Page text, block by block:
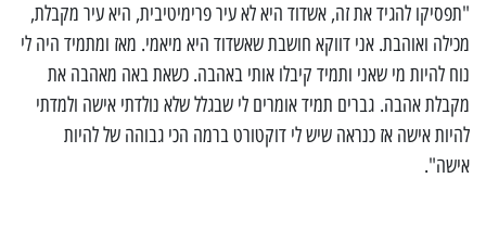
"תפסיקו להגיד את זה, אשדוד היא לא עיר פרימיטיבית, היא עיר מקבלת,
מכילה ואוהבת. אני דווקא חושבת שאשדוד היא מיאמי. מאז ומתמיד היה לי
נוח להיות מי שאני ותמיד קיבלו אותי באהבה. כשאת באה מאהבה את
מקבלת אהבה. גברים תמיד אומרים לי שבגלל שלא נולדתי אישה ולמדתי
להיות אישה אז כנראה שיש לי דוקטורט ברמה הכי גבוהה של להיות
אישה".